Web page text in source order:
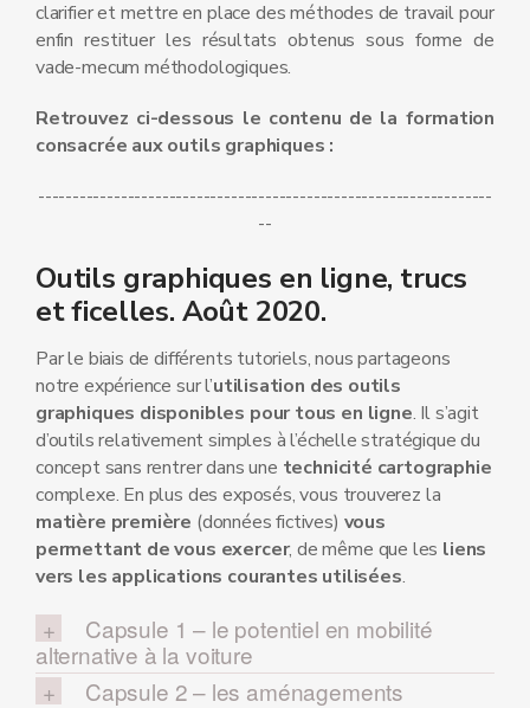
clarifier et mettre en place des méthodes de travail pour
enfin restituer les résultats obtenus sous forme de
vade-mecum méthodologiques.
Retrouvez ci-dessous le contenu de la formation
consacrée aux outils graphiques :
------------------------------------------------------------------
--
Outils graphiques en ligne, trucs
et ficelles. Août 2020.
Par le biais de différents tutoriels, nous partageons
notre expérience sur l’utilisation des outils
graphiques disponibles pour tous en ligne. Il s’agit
d’outils relativement simples à l’échelle stratégique du
concept sans rentrer dans une technicité cartographie
complexe. En plus des exposés, vous trouverez la
matière première (données fictives) vous
permettant de vous exercer, de même que les liens
vers les applications courantes utilisées.
Capsule 1 – le potentiel en mobilité
alternative à la voiture
Capsule 2 – les aménagements